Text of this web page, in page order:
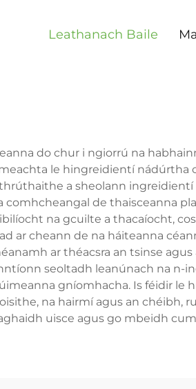
Leathanach Baile
do chur i ngiorrú na
le hingreidientí nádúrtha
a sheolann
comhcheangal de thaisceanna
na gcuilte a thacaíocht,
ar cheann de na háiteanna
ar théacsra an tsinse
seoltadh leanúnach na n-
gníomhacha. Is féidir le
na hairmí agus an chéibh,
uisce agus go mbeidh